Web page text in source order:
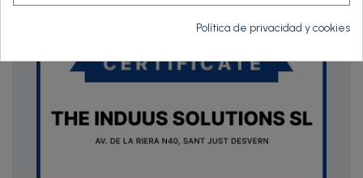
Política de privacidad y cookies